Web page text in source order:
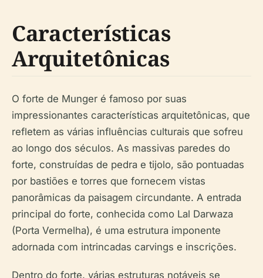
Características
Arquitetônicas
O forte de Munger é famoso por suas
impressionantes características arquitetônicas, que
refletem as várias influências culturais que sofreu
ao longo dos séculos. As massivas paredes do
forte, construídas de pedra e tijolo, são pontuadas
por bastiões e torres que fornecem vistas
panorâmicas da paisagem circundante. A entrada
principal do forte, conhecida como Lal Darwaza
(Porta Vermelha), é uma estrutura imponente
adornada com intrincadas carvings e inscrições.
Dentro do forte, várias estruturas notáveis se